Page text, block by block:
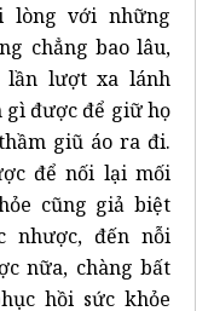
lòng với những
chẳng bao lâu,
lần lượt xa lánh
gì được để giữ họ
giũ áo ra đi.
để nối lại mối
cũng giả biệt
nhược, đến nỗi
nữa, chàng bất
hồi sức khỏe